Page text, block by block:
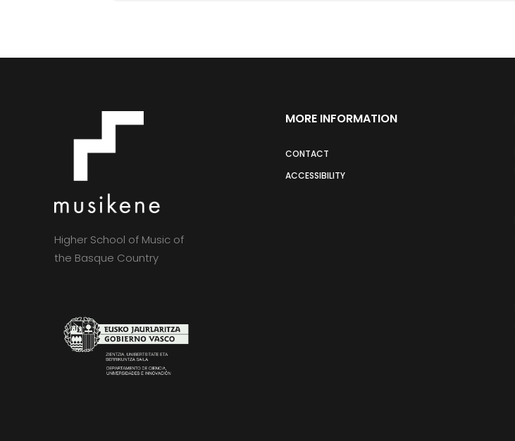
Higher School of Music of
the Basque Country
MORE INFORMATION
CONTACT
ACCESSIBILITY